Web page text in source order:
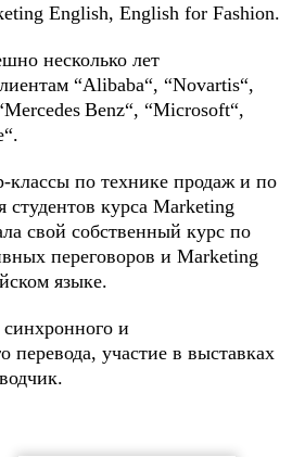
English, English for Fashion.
несколько лет
“Alibaba“, “Novartis“,
Mercedes Benz“, “Microsoft“,
“.
классы по технике продаж и по
студентов курса Marketing
свой собственный курс по
переговоров и Marketing
языке.
и
перевода, участие в выставках